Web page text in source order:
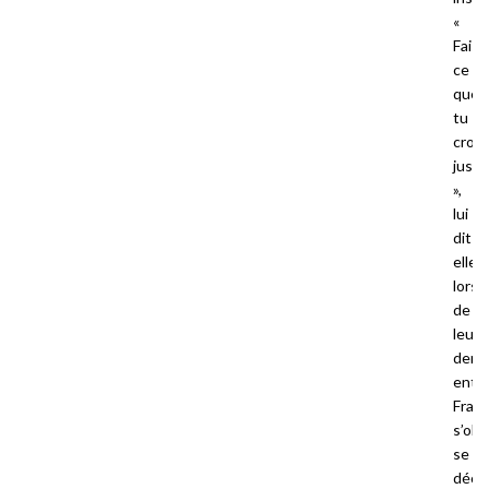
«
Fais
ce
que
tu
crois
juste
»,
lui
dit-
elle
lors
de
leur
Franz
se